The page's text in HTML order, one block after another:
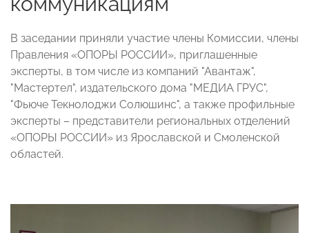
В заседании приняли участие члены Комиссии, члены
Правления «ОПОРЫ РОССИИ», приглашенные
эксперты, в том числе из компаний "Авантаж",
"Мастертел", издательского дома "МЕДИА ГРУС",
"Фьюче Текнолоджи Солюшинс", а также профильные
эксперты – представители региональных отделений
«ОПОРЫ РОССИИ» из Ярославской и Смоленской
областей.